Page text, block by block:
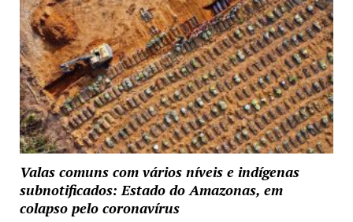
Valas comuns com vários níveis e indígenas
subnotificados: Estado do Amazonas, em
colapso pelo coronavírus